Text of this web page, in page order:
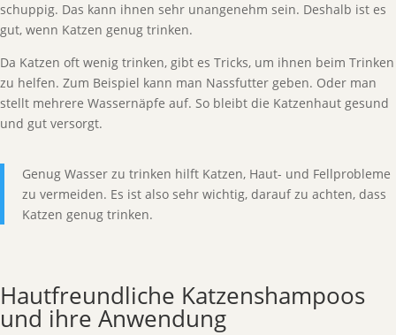
schuppig. Das kann ihnen sehr unangenehm sein. Deshalb ist es
gut, wenn Katzen genug trinken.
Da Katzen oft wenig trinken, gibt es Tricks, um ihnen beim Trinken
zu helfen. Zum Beispiel kann man Nassfutter geben. Oder man
stellt mehrere Wassernäpfe auf. So bleibt die Katzenhaut gesund
und gut versorgt.
Genug Wasser zu trinken hilft Katzen, Haut- und Fellprobleme
zu vermeiden. Es ist also sehr wichtig, darauf zu achten, dass
Katzen genug trinken.
Hautfreundliche Katzenshampoos
und ihre Anwendung